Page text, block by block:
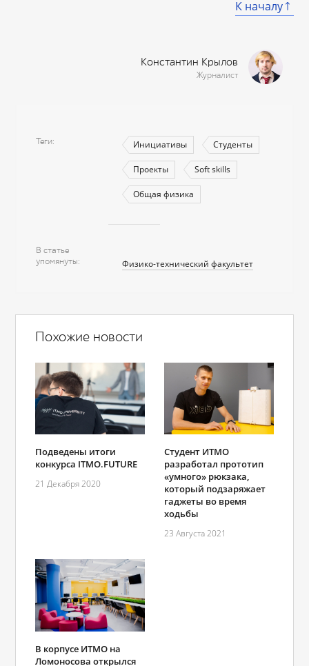
К началу
Константин Крылов
Журналист
Теги Инициативы Студенты
Проекты Soft skills
Общая физика
В статье
упомянуты
Физико-технический факультет
Похожие новости
Подведены итоги
конкурса ITMO.FUTURE
21 Декабря 2020
Студент ИТМО
разработал прототип
«умного» рюкзака,
который подзаряжает
гаджеты во время
ходьбы
23 Августа 2021
В корпусе ИТМО на
Ломоносова открылся